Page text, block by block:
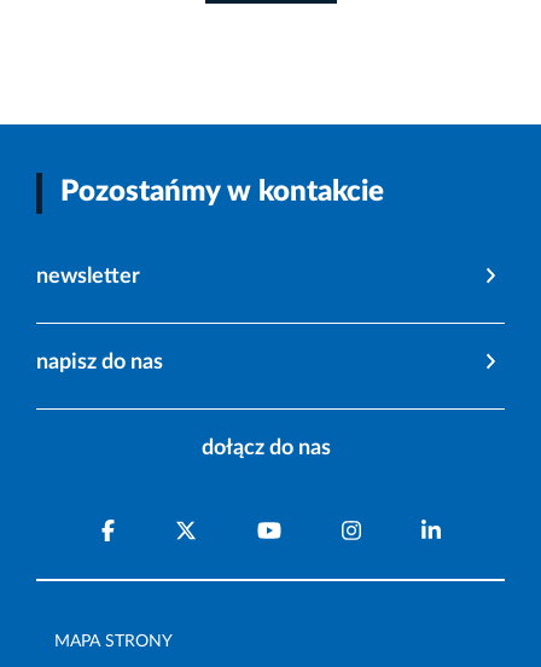
Pozostańmy w kontakcie
newsletter
napisz do nas
dołącz do nas
MAPA STRONY